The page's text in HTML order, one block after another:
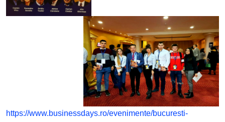
https://www.businessdays.ro/evenimente/bucuresti-